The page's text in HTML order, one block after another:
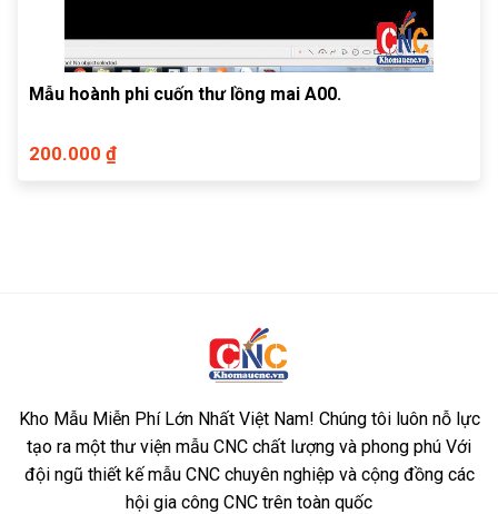
Mẫu hoành phi cuốn thư lồng mai A00.
200.000 ₫
Kho Mẫu Miễn Phí Lớn Nhất Việt Nam! Chúng tôi luôn nỗ lực
tạo ra một thư viện mẫu CNC chất lượng và phong phú Với
đội ngũ thiết kế mẫu CNC chuyên nghiệp và cộng đồng các
hội gia công CNC trên toàn quốc